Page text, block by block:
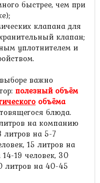
быстрее, чем при
клапана для
клапан;
уплотнителем и
важно
полезный объём
объёма
блюда.
на компанию
литров на 5-7
15 литров на
19 человек, 30
литров на 40-45